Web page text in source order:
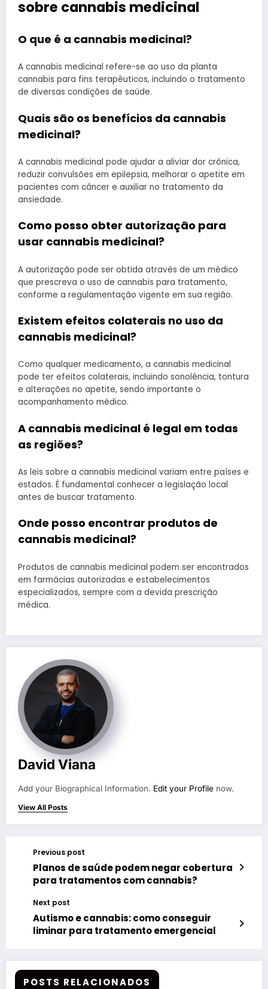
sobre cannabis medicinal
O que é a cannabis medicinal?
A cannabis medicinal refere-se ao uso da planta
cannabis para fins terapêuticos, incluindo o tratamento
de diversas condições de saúde.
Quais são os benefícios da cannabis
medicinal?
A cannabis medicinal pode ajudar a aliviar dor crônica,
reduzir convulsões em epilepsia, melhorar o apetite em
pacientes com câncer e auxiliar no tratamento da
ansiedade.
Como posso obter autorização para
usar cannabis medicinal?
A autorização pode ser obtida através de um médico
que prescreva o uso de cannabis para tratamento,
conforme a regulamentação vigente em sua região.
Existem efeitos colaterais no uso da
cannabis medicinal?
Como qualquer medicamento, a cannabis medicinal
pode ter efeitos colaterais, incluindo sonolência, tontura
e alterações no apetite, sendo importante o
acompanhamento médico.
A cannabis medicinal é legal em todas
as regiões?
As leis sobre a cannabis medicinal variam entre países e
estados. É fundamental conhecer a legislação local
antes de buscar tratamento.
Onde posso encontrar produtos de
cannabis medicinal?
Produtos de cannabis medicinal podem ser encontrados
em farmácias autorizadas e estabelecimentos
especializados, sempre com a devida prescrição
médica.
David Viana
Add your Biographical Information. Edit your Profile now.
View All Posts
Previous post
Planos de saúde podem negar cobertura
para tratamentos com cannabis?
Next post
Autismo e cannabis: como conseguir
liminar para tratamento emergencial
POSTS RELACIONADOS